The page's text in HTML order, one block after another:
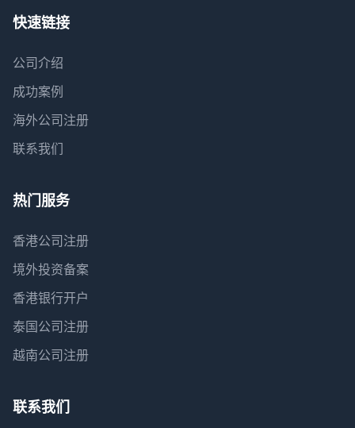
快速链接
公司介绍
成功案例
海外公司注册
联系我们
热门服务
香港公司注册
境外投资备案
香港银行开户
泰国公司注册
越南公司注册
联系我们